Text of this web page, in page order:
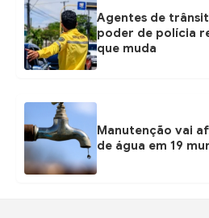
Agentes de
poder de polícia
que muda
Manutenção vai
de água em 19